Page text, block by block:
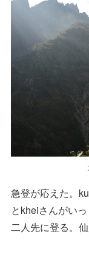
急登が応えた。
とkheiさんがい
二人先に登る。